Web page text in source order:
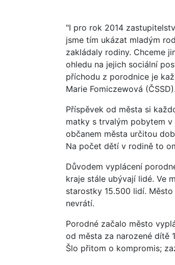
"I pro rok 2014
jsme tím ukázat mladým
zakládaly rodiny. Chceme
ohledu na jejich sociální
příchodu z porodnice je
Marie Fomiczewová (ČSSD).
Příspěvek od města si
matky s trvalým pobytem v
občanem města určitou
Na počet dětí v rodině to
Důvodem vyplácení
kraje stále ubývají lidé. Ve
starostky 15.500 lidí.
nevrátí.
Porodné začalo město
od města za narozené dítě
Šlo přitom o kompromis;